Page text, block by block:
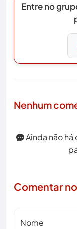
Entre no
Nenhum
Ainda não
Comentar
Nome